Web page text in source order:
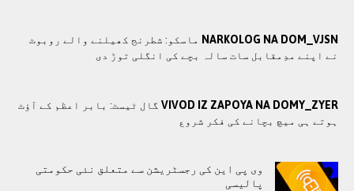
NARKOLOG NA DOM_VJSN ماسکو: شطرنج کھیلنے والے روبوٹ
نے اپنے مدِمقابل سات سالہ بچے کی انگلی توڑ دی
VIVOD IZ ZAPOYA NA DOMY_ZYER گال ٹیسٹ: بابر اعظم کے آؤٹ
ہوتے ہی میچ بچانے کی فکر شروع
وی پی این کی رجسٹریشن سے متعلق نئی حکومتی
پالیسی